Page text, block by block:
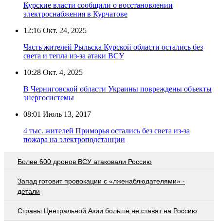
Курские власти сообщили о восстановлении
электроснабжения в Курчатове
12:16 Окт. 24, 2025
Часть жителей Рыльска Курской области остались без
света и тепла из-за атаки ВСУ
10:28 Окт. 4, 2025
В Черниговской области Украины повреждены объекты
энергосистемы
08:01 Июль 13, 2017
4 тыс. жителей Приморья остались без света из-за
пожара на электроподстанции
Более 600 дронов ВСУ атаковали Россию
Запад готовит провокации с «лженаблюдателями» -
детали
Страны Центральной Азии больше не ставят на Россию